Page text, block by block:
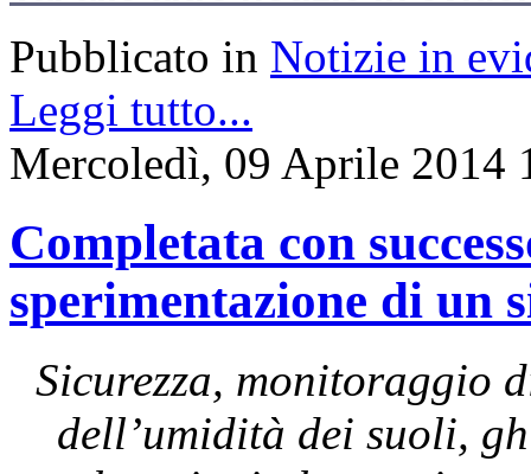
Pubblicato in Notizie in
Leggi tutto...
Mercoledì, 09 Aprile 2014
Completata con
sperimentazione di un
Sicurezza, monitoraggio
dell’umidità dei suoli,